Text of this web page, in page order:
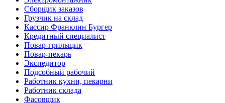
Сборщик заказов
Грузчик на склад
Кассир Франклин Бургер
Кредитный специалист
Повар-грильщик
Повар-пекарь
Экспедитор
Подсобный рабочий
Работник кухни, пекарни
Работник склада
Фасовщик